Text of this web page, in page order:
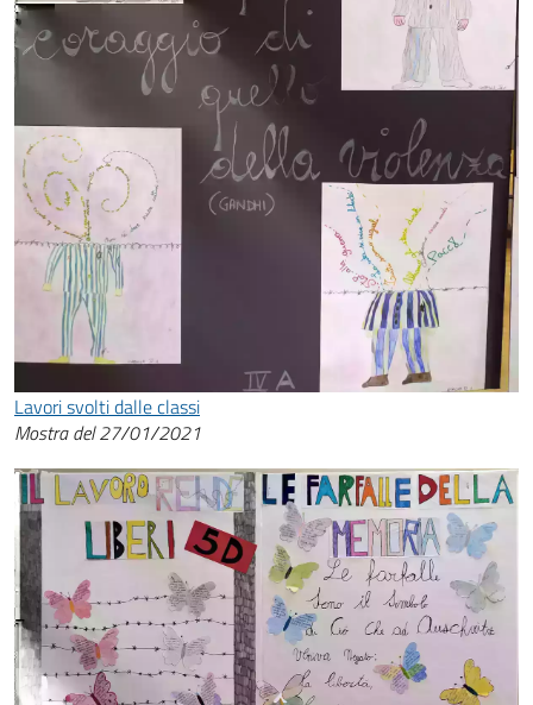
Lavori svolti dalle classi
Mostra del 27/01/2021